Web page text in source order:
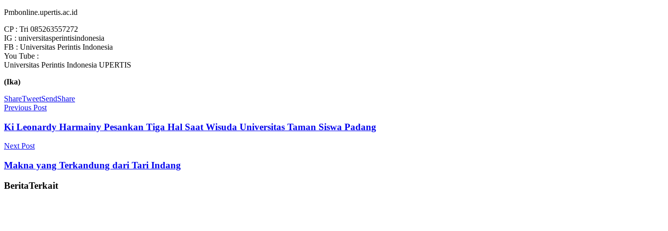
Pmbonline.upertis.ac.id
CP : Tri 085263557272
IG : universitasperintisindonesia
FB : Universitas Perintis Indonesia
You Tube :
Universitas Perintis Indonesia UPERTIS
(Ika)
ShareTweetSendShare
Previous Post
Ki Leonardy Harmainy Pesankan Tiga Hal Saat Wisuda Universitas Taman Siswa Padang
Next Post
Makna yang Terkandung dari Tari Indang
BeritaTerkait